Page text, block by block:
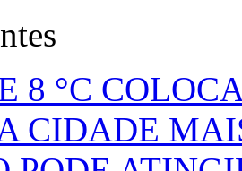
8 °C
CIDADE